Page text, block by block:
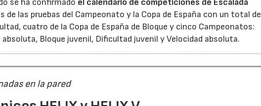
de las pruebas del Campeonato y la Copa de España con un total de
cuatro de la Copa de España de Bloque y cinco Campeonatos:
Bloque juvenil, Dificultad juvenil y Velocidad absoluta.
en la pared